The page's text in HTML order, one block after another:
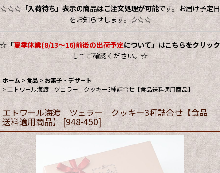
☆☆☆「入荷待ち」表示の商品はご注文処理が可能です。お届け予定日
をお知らせします。☆☆☆
☆「夏季休業(8/13～16)前後の出荷予定について」はこちらをクリック
してご確認ください。☆
ホーム >食品 > お菓子・デザート
>エトワール海渡 ツェラー クッキー3種詰合せ【食品送料適用商品】
エトワール海渡 ツェラー クッキー3種詰合せ【食品
送料適用商品】 [948-450]